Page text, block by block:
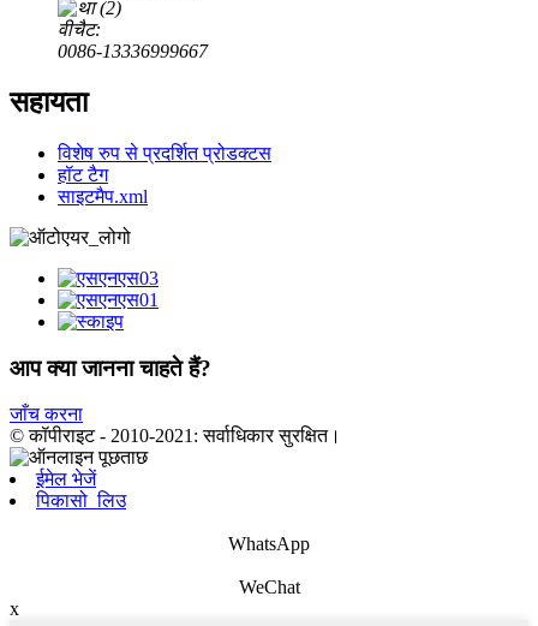
वीचैट:
0086-13336999667
सहायता
विशेष रुप से प्रदर्शित प्रोडक्टस
हॉट टैग
साइटमैप.xml
आप क्या जानना चाहते हैं?
जाँच करना
© कॉपीराइट - 2010-2021: सर्वाधिकार सुरक्षित।
ईमेल भेजें
पिकासो_लिउ
WhatsApp
WeChat
x